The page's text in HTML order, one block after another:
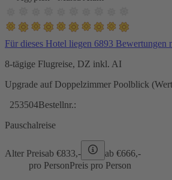
Für dieses Hotel liegen 6893
8-tägige Flugreise, DZ inkl. AI
Upgrade auf Doppelzimmer Poolblick
253504Bestellnr.:
Pauschalreise
Alter Preisab €833,- ab €666,-
pro PersonPreis pro Person